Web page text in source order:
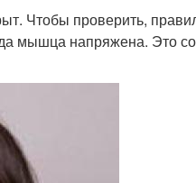
Чтобы проверить,
мышца напряжена. Это